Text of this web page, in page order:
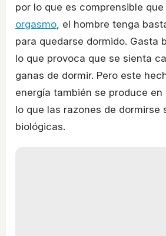
por lo que es comprensible que
orgasmo , el hombre tenga
para quedarse dormido. Gasta
lo que provoca que se sienta
ganas de dormir. Pero este
energía también se produce en
lo que las razones de dormirse
biológicas.